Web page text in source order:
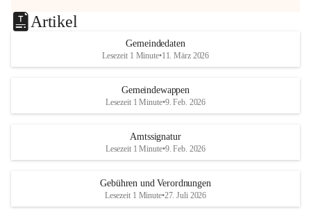
Artikel
Gemeindedaten
Lesezeit 1 Minute•11. März 2026
Gemeindewappen
Lesezeit 1 Minute•9. Feb. 2026
Amtssignatur
Lesezeit 1 Minute•9. Feb. 2026
Gebühren und Verordnungen
Lesezeit 1 Minute•27. Juli 2026